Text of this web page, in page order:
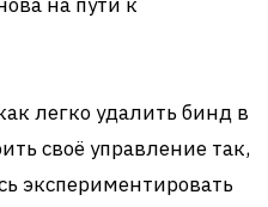
легко удалить бинд в
своё управление так,
экспериментировать